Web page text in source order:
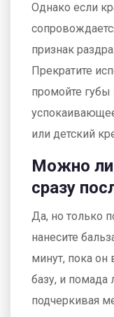
Однако если
признак
Прекратите
промойте губы
или детский
Можно ли
сразу
Да, но только
нанесите
минут, пока он
базу, и помада
подчеркивая